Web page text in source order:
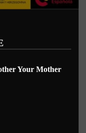
Your Mother